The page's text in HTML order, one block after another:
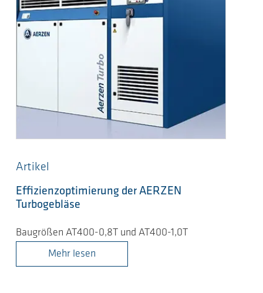
Artikel
Effizienzoptimierung der AERZEN
Turbogebläse
Baugrößen AT400-0,8T und AT400-1,0T
Mehr lesen